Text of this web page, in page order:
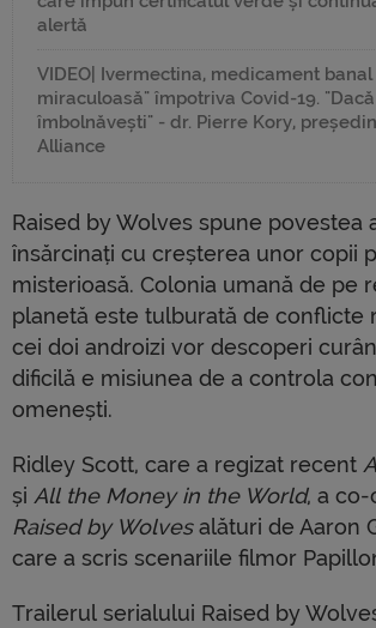
alertă
VIDEO| Ivermectina, medicament
miraculoasă" împotriva Covid-19.
îmbolnăvești" - dr. Pierre Kory,
Alliance
Raised by Wolves spune povestea
însărcinați cu creșterea unor copii
misterioasă. Colonia umană de pe
planetă este tulburată de conflicte
cei doi androizi vor descoperi
dificilă e misiunea de a controla
omenești.
Ridley Scott, care a regizat recent
și All the Money in the World, a
Raised by Wolvesalături de Aaron
care a scris scenariile filmor
Trailerul serialului Raised by